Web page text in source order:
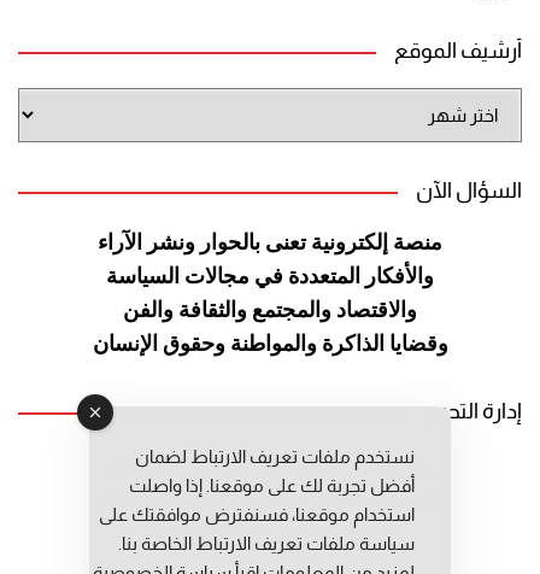
أرشيف الموقع
الموقع
السؤال الآن
منصة إلكترونية تعنى بالحوار ونشر الآراء
والأفكار المتعددة في مجالات السياسة
والاقتصاد والمجتمع والثقافة والفن
وقضايا الذاكرة والمواطنة وحقوق الإنسان
إدارة التحرير
رئيس التحرير: عبد الرحيم التوراني
رئيس التحرير المساعد: المعطي قبال
مديرة التحرير: فاطمة حوحو
نستخدم ملفات تعريف الارتباط لضمان
أفضل تجربة لك على موقعنا. إذا واصلت
استخدام موقعنا، فسنفترض موافقتك على
سياسة ملفات تعريف الارتباط الخاصة بنا.